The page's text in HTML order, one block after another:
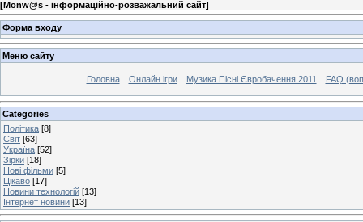
[Monw@s - інформаційно-розважальний сайт]
Форма входу
Меню сайту
Головна Онлайн ігри Музика Пісні Євробачення 2011 FAQ
Categories
Політика [8]
Світ [63]
Україна [52]
Зірки [18]
Нові фільми [5]
Цікаво [17]
Новини технологій [13]
Інтернет новини [13]